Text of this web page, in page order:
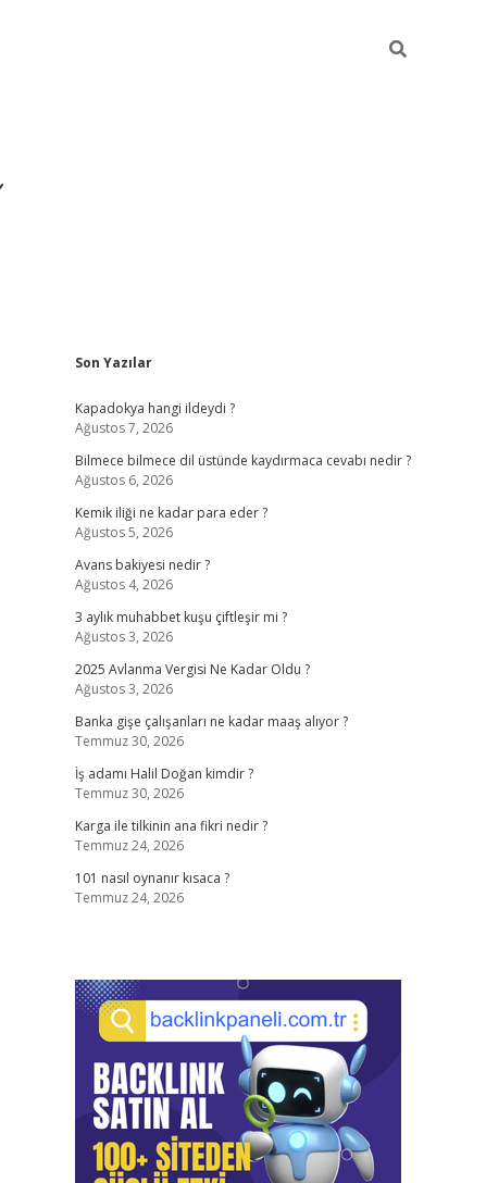
Sidebar
Son Yazılar
Kapadokya hangi ildeydi ?
Ağustos 7, 2026
Bilmece bilmece dil üstünde kaydırmaca cevabı nedir ?
Ağustos 6, 2026
Kemik iliği ne kadar para eder ?
Ağustos 5, 2026
Avans bakiyesi nedir ?
Ağustos 4, 2026
3 aylık muhabbet kuşu çiftleşir mi ?
Ağustos 3, 2026
2025 Avlanma Vergisi Ne Kadar Oldu ?
Ağustos 3, 2026
Banka gişe çalışanları ne kadar maaş alıyor ?
Temmuz 30, 2026
İş adamı Halil Doğan kimdir ?
Temmuz 30, 2026
Karga ile tilkinin ana fikri nedir ?
Temmuz 24, 2026
101 nasıl oynanır kısaca ?
Temmuz 24, 2026